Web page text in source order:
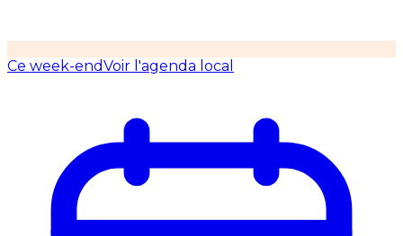
Ce week-endVoir l'agenda local